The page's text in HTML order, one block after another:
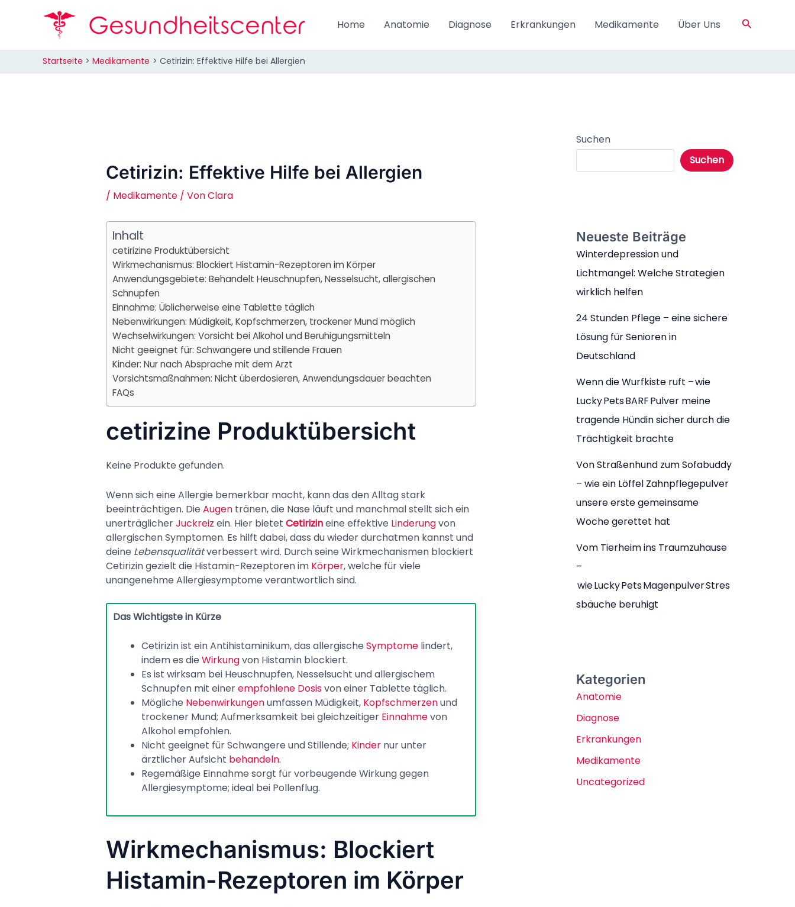
Home Anatomie Diagnose Erkrankungen Medikamente Über Uns Suchen
Startseite Medikamente Cetirizin: Effektive Hilfe bei Allergien
Cetirizin: Effektive Hilfe bei Allergien
/ Medikamente/ VonClara
Inhalt
cetirizine Produktübersicht
Wirkmechanismus: Blockiert Histamin-Rezeptoren im Körper
Anwendungsgebiete: Behandelt Heuschnupfen, Nesselsucht, allergischen
Schnupfen
Einnahme: Üblicherweise eine Tablette täglich
Nebenwirkungen: Müdigkeit, Kopfschmerzen, trockener Mund möglich
Wechselwirkungen: Vorsicht bei Alkohol und Beruhigungsmitteln
Nicht geeignet für: Schwangere und stillende Frauen
Kinder: Nur nach Absprache mit dem Arzt
Vorsichtsmaßnahmen: Nicht überdosieren, Anwendungsdauer beachten
FAQs
cetirizine Produktübersicht
Keine Produkte gefunden.
Wenn sich eine Allergie bemerkbar macht, kann das den Alltag stark
beeinträchtigen. Die Augentränen, die Nase läuft und manchmal stellt sich ein
unerträglicherJuckreiz ein. Hier bietet Cetirizineine effektive Linderungvon
allergischen Symptomen. Es hilft dabei, dass du wieder durchatmen kannst und
deine Lebensqualitätverbessert wird. Durch seine Wirkmechanismen blockiert
Cetirizin gezielt die Histamin-Rezeptoren im Körper, welche für viele
unangenehme Allergiesymptome verantwortlich sind.
Das Wichtigste in Kürze
Cetirizin ist ein Antihistaminikum, das allergische Symptomelindert,
indem es die Wirkungvon Histamin blockiert.
Es ist wirksam bei Heuschnupfen, Nesselsucht und allergischem
Schnupfen mit einerempfohlene Dosisvon einer Tablette täglich.
Mögliche Nebenwirkungenumfassen Müdigkeit, Kopfschmerzenund
trockener Mund; Aufmerksamkeit bei gleichzeitiger Einnahmevon
Alkohol empfohlen.
Nicht geeignet für Schwangere und Stillende; Kindernur unter
ärztlicher Aufsicht behandeln.
Regemäßige Einnahme sorgt für vorbeugende Wirkung gegen
Allergiesymptome; ideal bei Pollenflug.
Wirkmechanismus: Blockiert
Histamin-Rezeptoren im Körper
Suchen
Suchen
Neueste Beiträge
Winterdepression und
Lichtmangel: Welche Strategien
wirklich helfen
24 Stunden Pflege – eine sichere
Lösung für Senioren in
Deutschland
Wenn die Wurfkiste ruft – wie
Lucky Pets BARF Pulver meine
tragende Hündin sicher durch die
Trächtigkeit brachte
Von Straßenhund zum Sofabuddy
– wie ein Löffel Zahnpflegepulver
unsere erste gemeinsame
Woche gerettet hat
Vom Tierheim ins Traumzuhause
–
wie Lucky Pets Magenpulver Stres
sbäuche beruhigt
Kategorien
Anatomie
Diagnose
Erkrankungen
Medikamente
Uncategorized